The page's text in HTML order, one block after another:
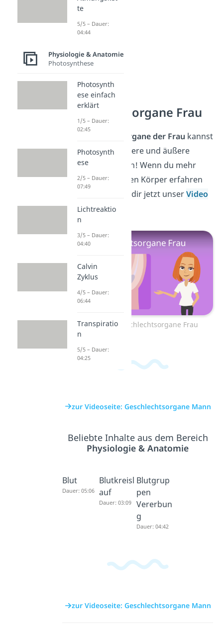
Geschlechtsorgane Frau
Geschlechtsorgane der Frau kannst
du ebenfalls in innere und äußere
Organe unterteilen! Wenn du mehr
über den weiblichen Körper erfahren
willst, dann schau dir jetzt unserVideo
dazu an!
Zum Video: Geschlechtsorgane Frau
zur Videoseite: Geschlechtsorgane Mann
Beliebte Inhalte aus dem Bereich
Physiologie & Anatomie
Blut
Dauer: 05:06
Blutkreisl
auf
Dauer: 03:09
Blutgrup
pen
Vererbun
g
Dauer: 04:42
zur Videoseite: Geschlechtsorgane Mann
te
5/5 – Dauer:
04:44
Physiologie & Anatomie
Photosynthese
Photosynth
ese einfach
erklärt
1/5 – Dauer:
02:45
Photosynth
ese
2/5 – Dauer:
07:49
Lichtreaktio
n
3/5 – Dauer:
04:40
Calvin
Zyklus
4/5 – Dauer:
06:44
Transpiratio
n
5/5 – Dauer:
04:25